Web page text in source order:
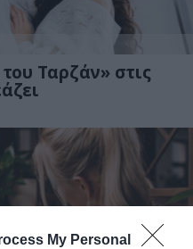
My Personal
Ταρζάν» στις